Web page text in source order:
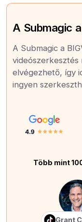
A Submagic
A Submagic a
videószerkesztés
elvégezhető, így
ingyen
Több mint
Grant